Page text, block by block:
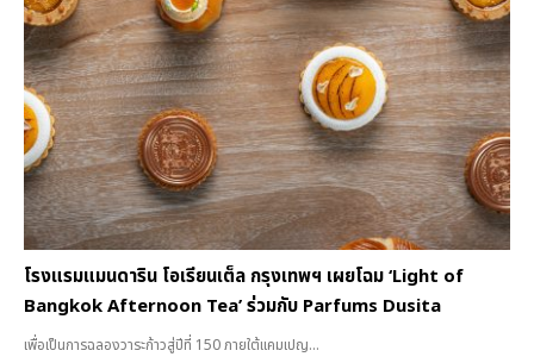
โรงแรมแมนดาริน โอเรียนเต็ล กรุงเทพฯ เผยโฉม ‘Light of
Bangkok Afternoon Tea’ ร่วมกับ Parfums Dusita
เพื่อเป็นการฉลองวาระก้าวสู่ปีที่ 150 ภายใต้แคมเปญ...